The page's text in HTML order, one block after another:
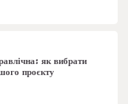
як вибрати
проєкту